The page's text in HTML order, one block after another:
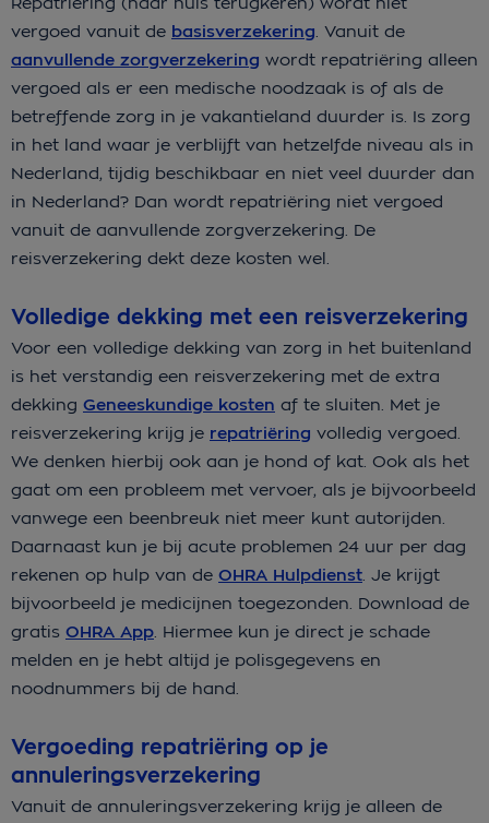
vergoed vanuit de basisverzekering . Vanuit de
aanvullende zorgverzekering wordt repatriëring alleen
vergoed als er een medische noodzaak is of als de
betreffende zorg in je vakantieland duurder is. Is zorg
in het land waar je verblijft van hetzelfde niveau als in
Nederland, tijdig beschikbaar en niet veel duurder dan
in Nederland? Dan wordt repatriëring niet vergoed
vanuit de aanvullende zorgverzekering. De
reisverzekering dekt deze kosten wel.
Volledige dekking met een reisverzekering
Voor een volledige dekking van zorg in het buitenland
is het verstandig een reisverzekering met de extra
dekking Geneeskundige kosten af te sluiten. Met je
reisverzekering krijg je repatriëring volledig vergoed.
We denken hierbij ook aan je hond of kat. Ook als het
gaat om een probleem met vervoer, als je bijvoorbeeld
vanwege een beenbreuk niet meer kunt autorijden.
Daarnaast kun je bij acute problemen 24 uur per dag
rekenen op hulp van de OHRA Hulpdienst. Je krijgt
bijvoorbeeld je medicijnen toegezonden. Download de
gratis OHRA App. Hiermee kun je direct je schade
melden en je hebt altijd je polisgegevens en
noodnummers bij de hand.
Vergoeding repatriëring op je
annuleringsverzekering
Vanuit de annuleringsverzekering krijg je alleen de